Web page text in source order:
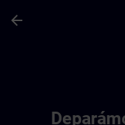
arrow_back